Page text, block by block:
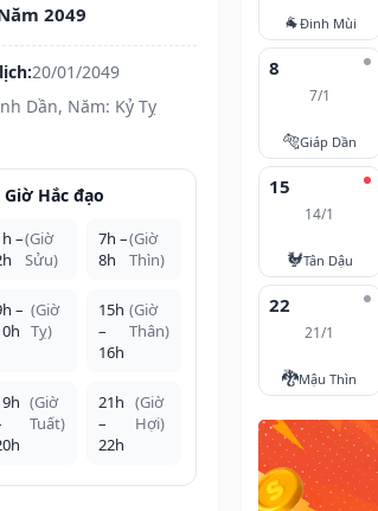
2049
20/01/2049
Dần, Năm: Kỷ Tỵ
Giờ Hắc đạo
–(Giờ
Sửu)
7h –
8h
(Giờ
Thìn)
– (Giờ
Tỵ)
15h
–
16h
(Giờ
Thân)
(Giờ
Tuất)
21h
–
22h
(Giờ
Hợi)
🐐Đinh Mùi
8
7/1
🐅Giáp Dần
15
14/1
🐓Tân Dậu
22
21/1
🐉Mậu Thìn